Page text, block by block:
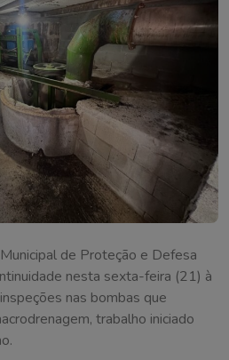
de Proteção e Defesa
nesta sexta-feira (21) à
nas bombas que
trabalho iniciado